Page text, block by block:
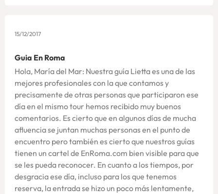
15/12/2017
Guia En Roma
Hola, María del Mar: Nuestra guía Lietta es una de las
mejores profesionales con la que contamos y
precisamente de otras personas que participaron ese
día en el mismo tour hemos recibido muy buenos
comentarios. Es cierto que en algunos días de mucha
afluencia se juntan muchas personas en el punto de
encuentro pero también es cierto que nuestros guías
tienen un cartel de EnRoma.com bien visible para que
se les pueda reconocer. En cuanto a los tiempos, por
desgracia ese día, incluso para los que tenemos
reserva, la entrada se hizo un poco más lentamente,